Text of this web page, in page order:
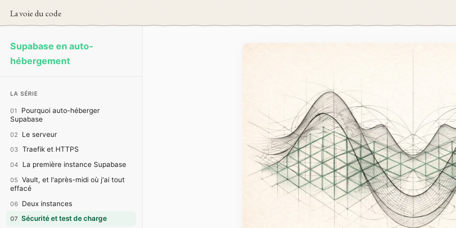
La voie du code
Supabase en auto-
hébergement
LA SÉRIE
01
Pourquoi auto-héberger
Supabase
02 Le serveur
03 Traefik et HTTPS
04 La première instance Supabase
05 Vault, et l'après-midi où j'ai tout
effacé
06 Deux instances
07 Sécurité et test de charge